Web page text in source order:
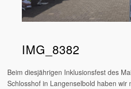
IMG_8382
Beim diesjährigen Inklusionsfest des
Schlosshof in Langenselbold haben wir